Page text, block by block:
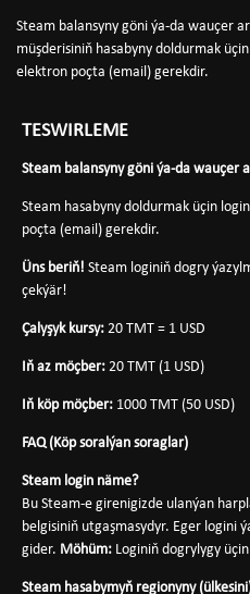
Steam balansyny göni ýa-da wauçer
müşderisiniň hasabyny doldurmak
elektron poçta (email) gerekdir.
TESWIRLEME
Steam balansyny göni ýa-da wauçer
Steam hasabyny doldurmak üçin
poçta (email) gerekdir.
Üns beriň! Steam loginiň dogry
çekýär!
Çalyşyk kursy: 20 TMT = 1 USD
Iň az möçber: 20 TMT (1 USD)
Iň köp möçber: 1000 TMT (50 USD)
FAQ (Köp soralýan soraglar)
Steam login näme?
Bu Steam-e girenigizde ulanýan
belgisiniň utgaşmasydyr. Eger logini
gider. Möhüm: Loginiň dogrylygy
Steam hasabymyň regionyny